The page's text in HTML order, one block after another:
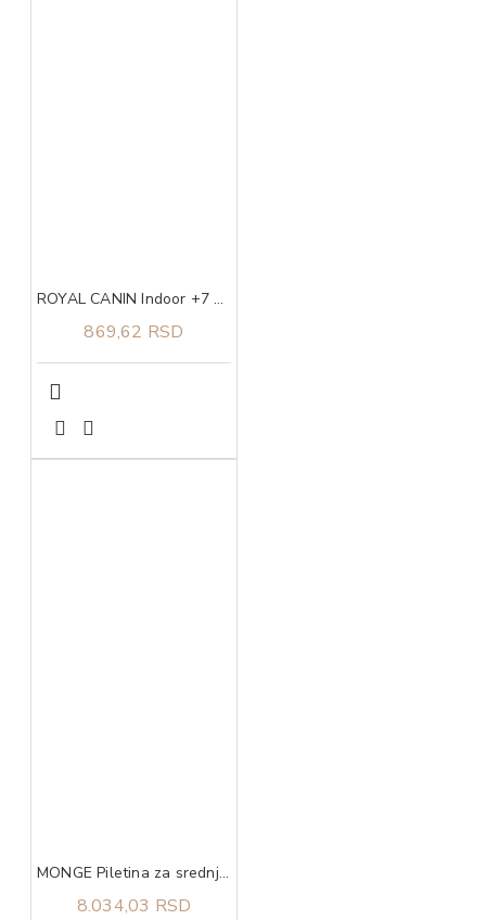
ROYAL CANIN Indoor +7 0,4kg
869,62 RSD
MONGE Piletina za srednje rase puppy 12kg
8.034,03 RSD